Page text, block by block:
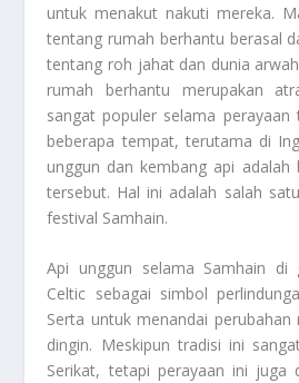
untuk menakut nakuti mereka.
tentang rumah berhantu berasal
tentang roh jahat dan dunia
rumah berhantu merupakan
sangat populer selama perayaan
beberapa tempat, terutama di
unggun dan kembang api adalah
tersebut. Hal ini adalah salah
festival Samhain.
Api unggun selama Samhain di
Celtic sebagai simbol
Serta untuk menandai
dingin. Meskipun tradisi ini
Serikat, tetapi perayaan ini juga